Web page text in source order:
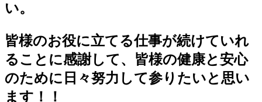
い。
皆様のお役に立てる仕事が続けていれ
ることに感謝して、皆様の健康と安心
のために日々努力して参りたいと思い
ます！！